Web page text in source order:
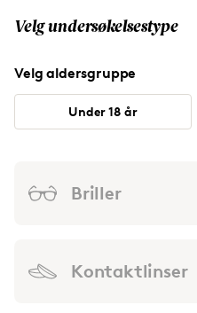
Velg undersøkelsestype
Velg aldersgruppe
Under 18 år
Briller
Kontaktlinser